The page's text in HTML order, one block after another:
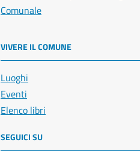
Comunale
VIVERE IL COMUNE
Luoghi
Eventi
Elenco libri
SEGUICI SU